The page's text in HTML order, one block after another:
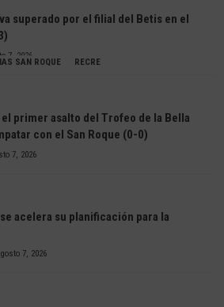
superado por el filial del Betis en el
7, 2026
SAN ROQUE
RECRE
primer asalto del Trofeo de la Bella
con el San Roque (0-0)
7, 2026
acelera su planificación para la
7, 2026